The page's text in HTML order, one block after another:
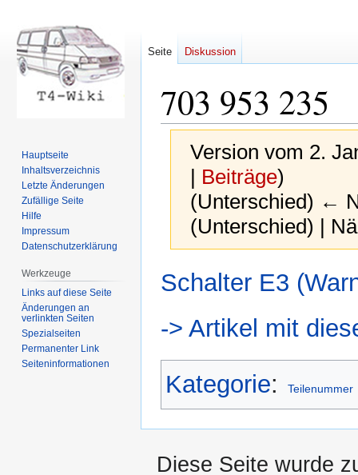
703 953 235
Version vom 2.
| Beiträge)
(Unterschied) ←
(Unterschied) |
Navigation
Suche
Schalter E3
-> Artikel mit
Kategorie: Teilenummer
Seite Diskussion
Hauptseite
Inhaltsverzeichnis
Letzte Änderungen
Zufällige Seite
Hilfe
Impressum
Datenschutzerklärung
Werkzeuge
Links auf diese Seite
Änderungen an
verlinkten Seiten
Spezialseiten
Permanenter Link
Seiten­informationen
Diese Seite wurde